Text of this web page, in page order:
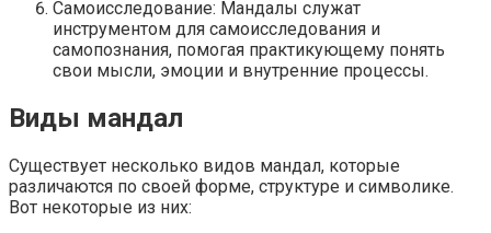
Самоисследование: Мандалы служат
инструментом для самоисследования и
самопознания, помогая практикующему понять
свои мысли, эмоции и внутренние процессы.
Виды мандал
Существует несколько видов мандал, которые
различаются по своей форме, структуре и символике.
Вот некоторые из них: